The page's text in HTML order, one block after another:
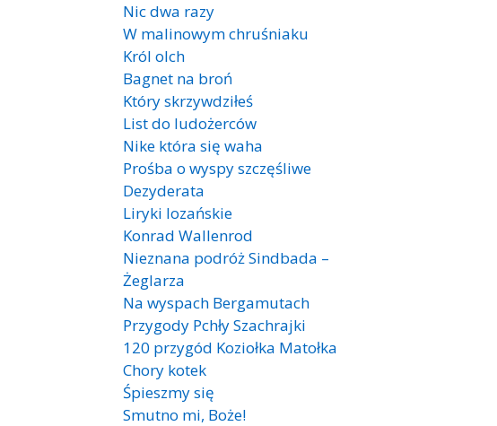
Nic dwa razy
W malinowym chruśniaku
Król olch
Bagnet na broń
Który skrzywdziłeś
List do ludożerców
Nike która się waha
Prośba o wyspy szczęśliwe
Dezyderata
Liryki lozańskie
Konrad Wallenrod
Nieznana podróż Sindbada –
Żeglarza
Na wyspach Bergamutach
Przygody Pchły Szachrajki
120 przygód Koziołka Matołka
Chory kotek
Śpieszmy się
Smutno mi, Boże!